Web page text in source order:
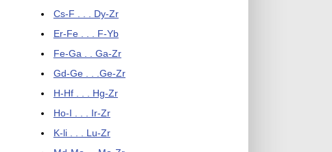
Cs-F . . . Dy-Zr
Er-Fe . . . F-Yb
Fe-Ga . . Ga-Zr
Gd-Ge . . .Ge-Zr
H-Hf . . . Hg-Zr
Ho-I . . . Ir-Zr
K-li . . . Lu-Zr